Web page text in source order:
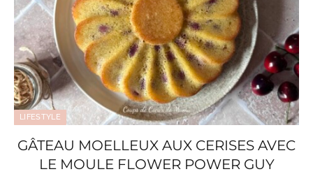
LIFESTYLE
GÂTEAU MOELLEUX AUX CERISES AVEC
LE MOULE FLOWER POWER GUY